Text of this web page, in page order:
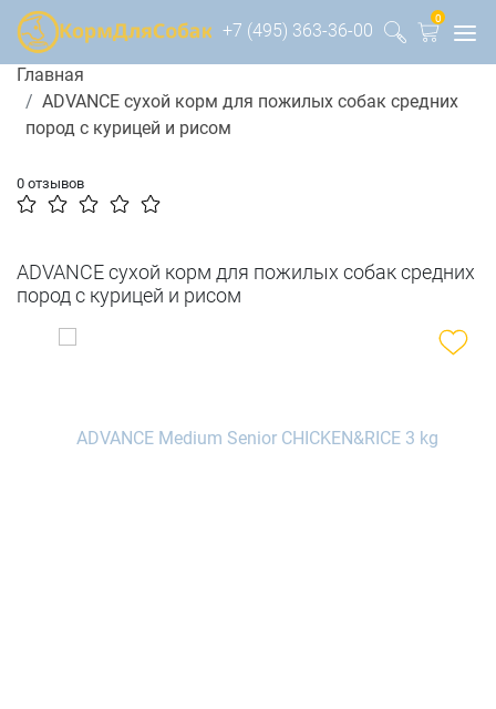
+7 (495) 363-36-00
0
Главная
ADVANCE сухой корм для пожилых собак средних
пород с курицей и рисом
0 отзывов
ADVANCE сухой корм для пожилых собак средних
пород с курицей и рисом